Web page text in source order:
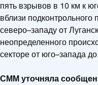
пять взрывов в 10 км к
вблизи подконтрольного
северо–западу от
неопределенного
секторе от юго–запада
СММ уточняла